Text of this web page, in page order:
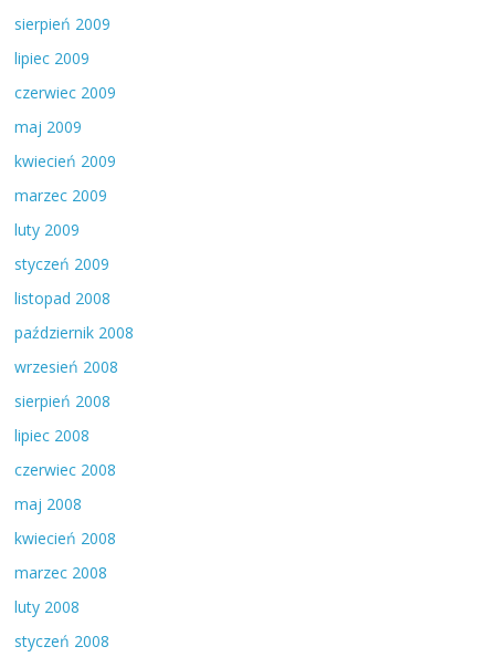
sierpień 2009
lipiec 2009
czerwiec 2009
maj 2009
kwiecień 2009
marzec 2009
luty 2009
styczeń 2009
listopad 2008
październik 2008
wrzesień 2008
sierpień 2008
lipiec 2008
czerwiec 2008
maj 2008
kwiecień 2008
marzec 2008
luty 2008
styczeń 2008